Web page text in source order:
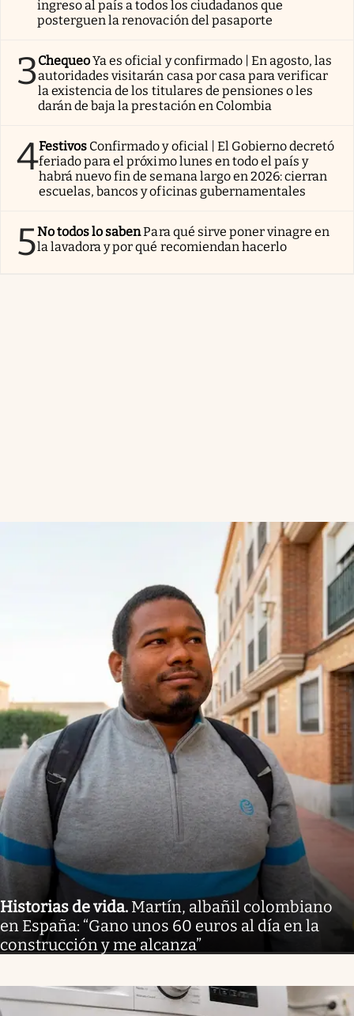
ingreso al país a todos los ciudadanos que
posterguen la renovación del pasaporte
3ChequeoYa es oficial y confirmado | En agosto, las
autoridades visitarán casa por casa para verificar
la existencia de los titulares de pensiones o les
darán de baja la prestación en Colombia
4Festivos Confirmado y oficial | El Gobierno decretó
feriado para el próximo lunes en todo el país y
habrá nuevo fin de semana largo en 2026: cierran
escuelas, bancos y oficinas gubernamentales
5No todos lo sabenPara qué sirve poner vinagre en
la lavadora y por qué recomiendan hacerlo
Historias de vida. Martín, albañil colombiano
en España: “Gano unos 60 euros al día en la
construcción y me alcanza”